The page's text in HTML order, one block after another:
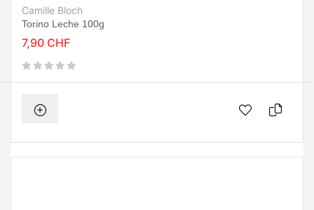
Camille Bloch
Torino Leche 100g
7,90 CHF